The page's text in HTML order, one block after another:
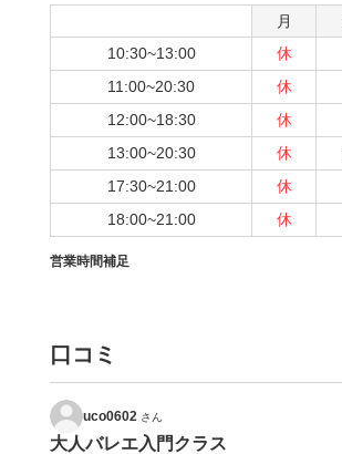
月
10:30~13:00
休
11:00~20:30
休
12:00~18:30
休
13:00~20:30
休
17:30~21:00
休
18:00~21:00
休
営業時間補足
口コミ
uco0602 さん
大人バレエ入門クラス